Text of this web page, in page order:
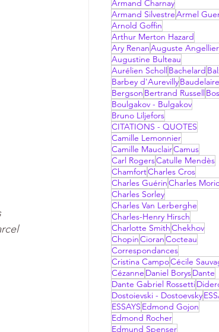
Armand Charnay
Armand SilvestreArmel
Arnold Goffin
Arthur Merton Hazard
Ary RenanAuguste Angellier
Augustine Bulteau
Aurélien Scholl Bachelard
Barbey d'AurevillyBaudelaire
Bergson Bertrand Russell
Boulgakov - Bulgakov
Bruno Liljefors
CITATIONS - QUOTES
Camille Lemonnier
Camille MauclairCamus
Carl RogersCatulle Mendès
ChamfortCharles Cros
Charles GuérinCharles
Charles Sorley
Charles Van Lerberghe
Charles-Henry Hirsch
Charlotte SmithChekhov
ChopinCioranCocteau
Correspondances
Cristina CampoCécile
Cézanne Daniel BorysDante
Dante Gabriel Rossetti
Dostoievski - Dostoevsky
ESSAYS Edmond Gojon
Edmond Rocher
Edmund Spenser